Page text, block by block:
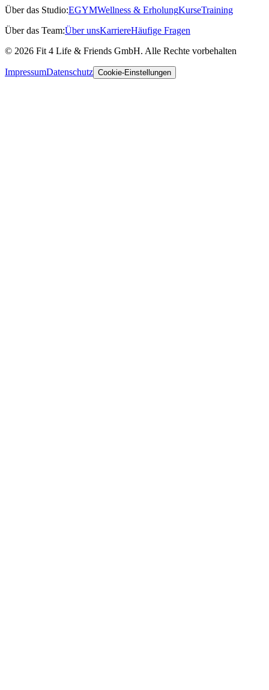
Über das Studio:EGYMWellness & ErholungKurseTraining
Über das Team:Über unsKarriereHäufige Fragen
© 2026 Fit 4 Life & Friends GmbH. Alle Rechte vorbehalten
ImpressumDatenschutz Cookie-Einstellungen